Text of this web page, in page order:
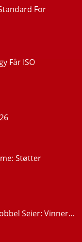
For
Får ISO
Støtter
Seier: Vinner...